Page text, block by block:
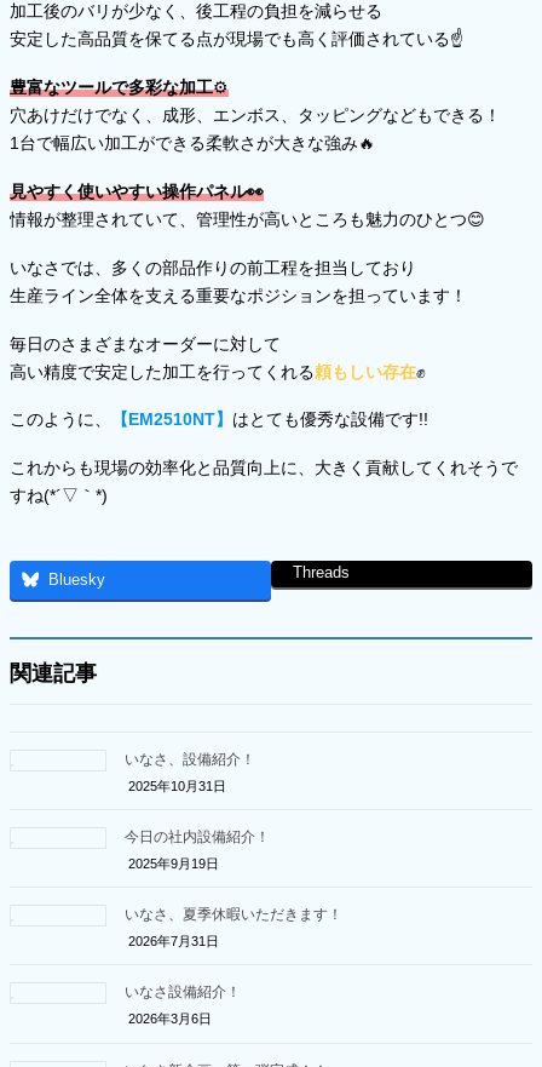
加工後のバリが少なく、後工程の負担を減らせる
安定した高品質を保てる点が現場でも高く評価されている☝
豊富なツールで多彩な加工⚙
穴あけだけでなく、成形、エンボス、タッピングなどもできる！
1台で幅広い加工ができる柔軟さが大きな強み🔥
見やすく使いやすい操作パネル👀
情報が整理されていて、管理性が高いところも魅力のひとつ😊
いなさでは、多くの部品作りの前工程を担当しており
生産ライン全体を支える重要なポジションを担っています！
毎日のさまざまなオーダーに対して
高い精度で安定した加工を行ってくれる頼もしい存在✊
このように、 【EM2510NT】 はとても優秀な設備です!!
これからも現場の効率化と品質向上に、大きく貢献してくれそうで
すね(*´▽｀*)
Bluesky Threads
関連記事
いなさ、設備紹介！
2025年10月31日
今日の社内設備紹介！
2025年9月19日
いなさ、夏季休暇いただきます！
2026年7月31日
いなさ設備紹介！
2026年3月6日